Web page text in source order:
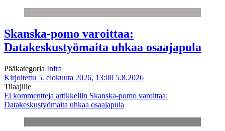
Skanska-pomo varoittaa:
Datakeskustyömaita uhkaa osaajapula
Pääkategoria Infra
Kirjoitettu 5. elokuuta 2026, 13:00 5.8.2026
Tilaajille
Ei kommentteja artikkeliin Skanska-pomo varoittaa:
Datakeskustyömaita uhkaa osaajapula